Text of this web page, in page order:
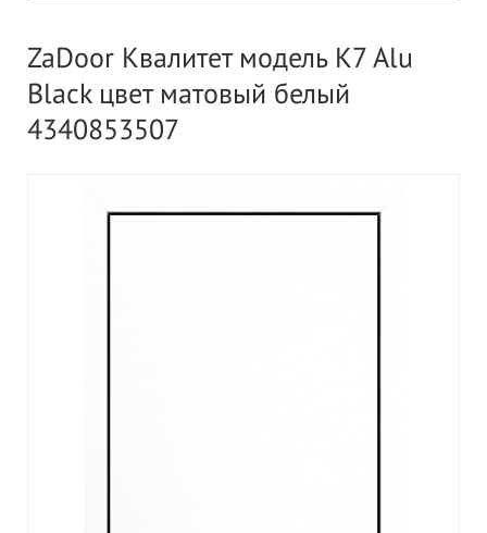
ZaDoor Квалитет модель K7 Alu
Black цвет матовый белый
4340853507